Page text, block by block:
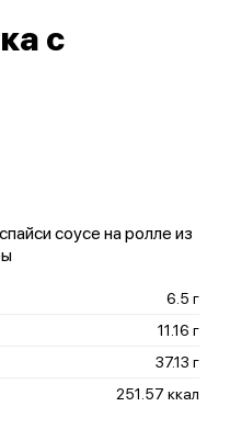
с
соусе на ролле из
6.5 г
11.16 г
37.13 г
251.57 ккал